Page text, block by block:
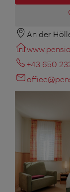
An der
+43 650